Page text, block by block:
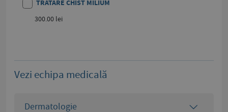
TRATARE CHIST MILIUM
300.00 lei
Vezi echipa medicală
Dermatologie